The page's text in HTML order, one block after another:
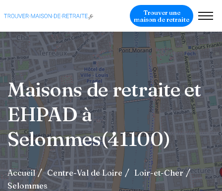
Trouver une
maison de retraite
Maisons de retraite et
EHPAD à
Selommes(41100)
Accueil Centre-Val de Loire
Loir-et-Cher
Selommes